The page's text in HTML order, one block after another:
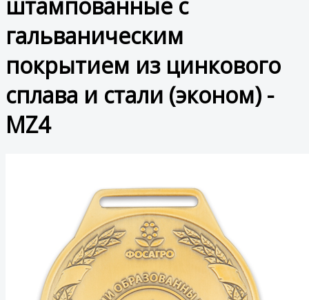
гальваническим
покрытием из цинкового
сплава и стали (эконом) -
MZ4